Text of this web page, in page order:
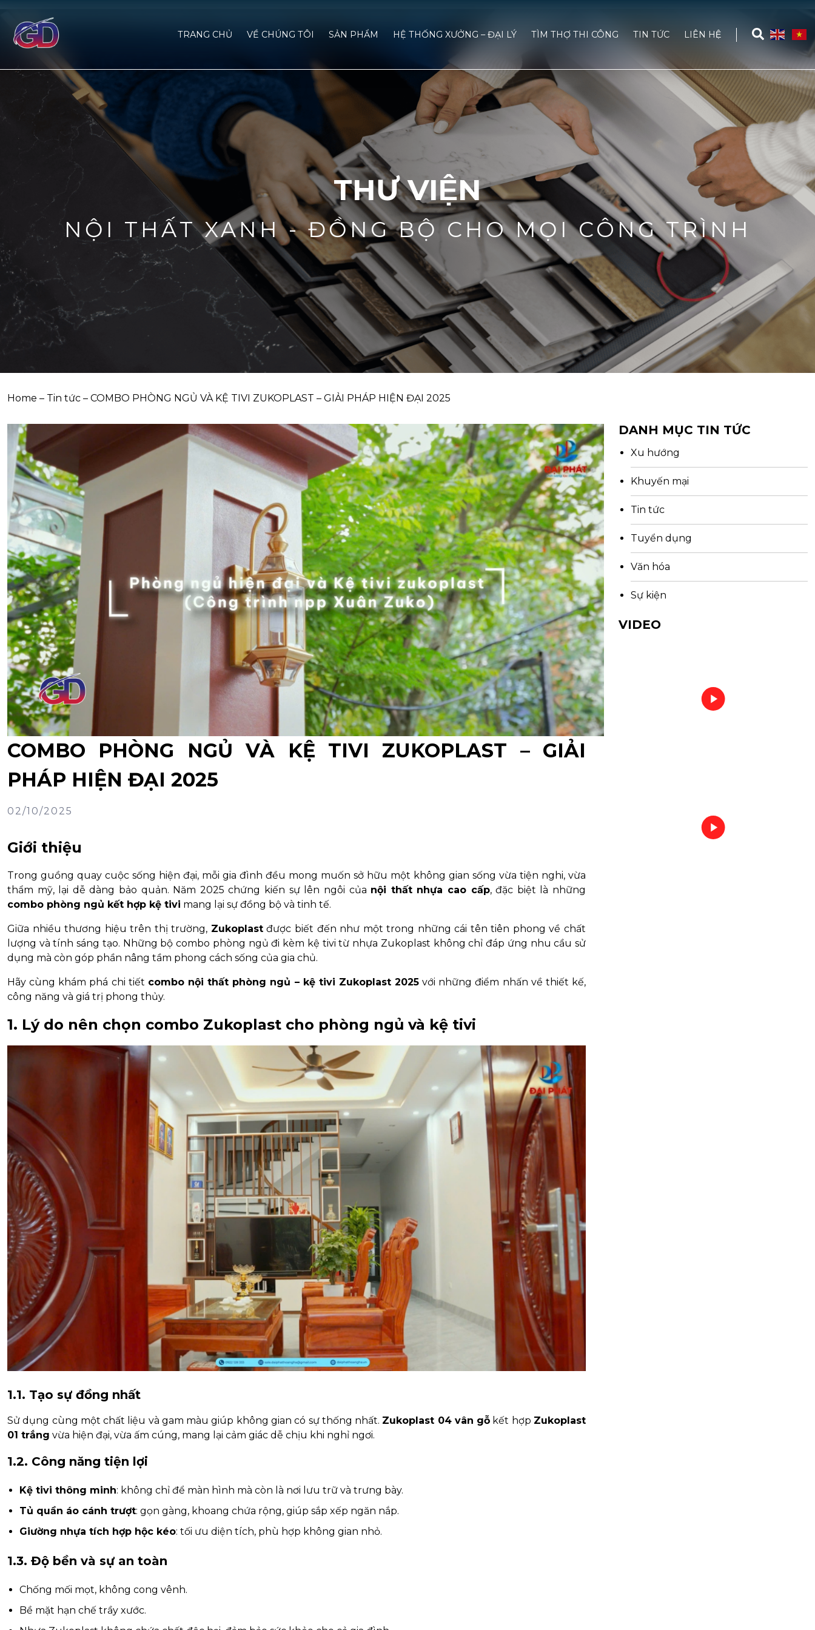
TRANG CHỦ VỀ CHÚNG TÔI SẢN PHẨM HỆ THỐNG XƯỞNG – ĐẠI LÝ TÌM THỢ THI CÔNG TIN TỨC LIÊN HỆ
THƯ VIỆN
NỘI THẤT XANH - ĐỒNG BỘ CHO MỌI CÔNG TRÌNH
Home – Tin tức – COMBO PHÒNG NGỦ VÀ KỆ TIVI ZUKOPLAST – GIẢI PHÁP HIỆN ĐẠI 2025
COMBO PHÒNG NGỦ VÀ KỆ TIVI ZUKOPLAST – GIẢI
PHÁP HIỆN ĐẠI 2025
02/10/2025
Giới thiệu
Trong guồng quay cuộc sống hiện đại, mỗi gia đình đều mong muốn sở hữu một không gian sống vừa tiện nghi, vừa
thẩm mỹ, lại dễ dàng bảo quản. Năm 2025 chứng kiến sự lên ngôi của nội thất nhựa cao cấp, đặc biệt là những
combo phòng ngủ kết hợp kệ tivi mang lại sự đồng bộ và tinh tế.
Giữa nhiều thương hiệu trên thị trường, Zukoplastđược biết đến như một trong những cái tên tiên phong về chất
lượng và tính sáng tạo. Những bộ combo phòng ngủ đi kèm kệ tivi từ nhựa Zukoplast không chỉ đáp ứng nhu cầu sử
dụng mà còn góp phần nâng tầm phong cách sống của gia chủ.
Hãy cùng khám phá chi tiết combo nội thất phòng ngủ – kệ tivi Zukoplast 2025 với những điểm nhấn về thiết kế,
công năng và giá trị phong thủy.
1. Lý do nên chọn combo Zukoplast cho phòng ngủ và kệ tivi
1.1. Tạo sự đồng nhất
Sử dụng cùng một chất liệu và gam màu giúp không gian có sự thống nhất. Zukoplast 04 vân gỗ kết hợp Zukoplast
01 trắng vừa hiện đại, vừa ấm cúng, mang lại cảm giác dễ chịu khi nghỉ ngơi.
1.2. Công năng tiện lợi
Kệ tivi thông minh: không chỉ để màn hình mà còn là nơi lưu trữ và trưng bày.
Tủ quần áo cánh trượt: gọn gàng, khoang chứa rộng, giúp sắp xếp ngăn nắp.
Giường nhựa tích hợp hộc kéo: tối ưu diện tích, phù hợp không gian nhỏ.
1.3. Độ bền và sự an toàn
Chống mối mọt, không cong vênh.
Bề mặt hạn chế trầy xước.
DANH MỤC TIN TỨC
Xu hướng
Khuyến mại
Tin tức
Tuyển dụng
Văn hóa
Sự kiện
VIDEO